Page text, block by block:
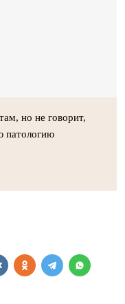
но не говорит,
патологию